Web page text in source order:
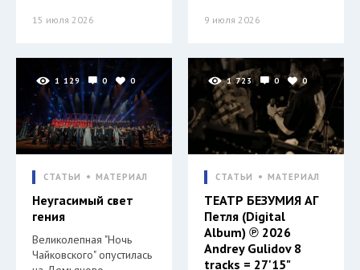
15 июля 2026 9 июля 2026
1 129 0 0
СТАТЬИ МАТЕРИАЛ
Неугасимый свет
гения
Великолепная "Ночь
Чайковского" опустилась
1 723 0 0
СТАТЬИ МАТЕРИАЛ
ТЕАТР БЕЗУМИЯ АГ
Петля (Digital
Album) ℗ 2026
Andrey Gulidov 8
tracks = 27'15"